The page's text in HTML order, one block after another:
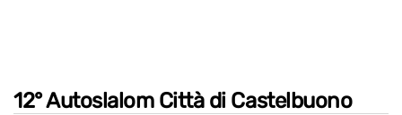
12° Autoslalom Città di Castelbuono